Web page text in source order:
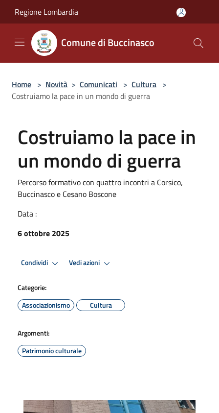
Regione Lombardia
Comune di Buccinasco
Home > Novità > Comunicati > Cultura >
Costruiamo la pace in un mondo di guerra
Costruiamo la pace in
un mondo di guerra
Percorso formativo con quattro incontri a Corsico,
Buccinasco e Cesano Boscone
Data :
6 ottobre 2025
Condividi Vedi azioni
Categorie:
Associazionismo
Cultura
Argomenti:
Patrimonio culturale